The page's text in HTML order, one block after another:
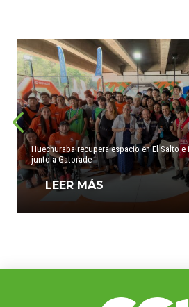
Huechuraba recupera espacio en El Salto e
junto a Gatorade
LEER MÁS